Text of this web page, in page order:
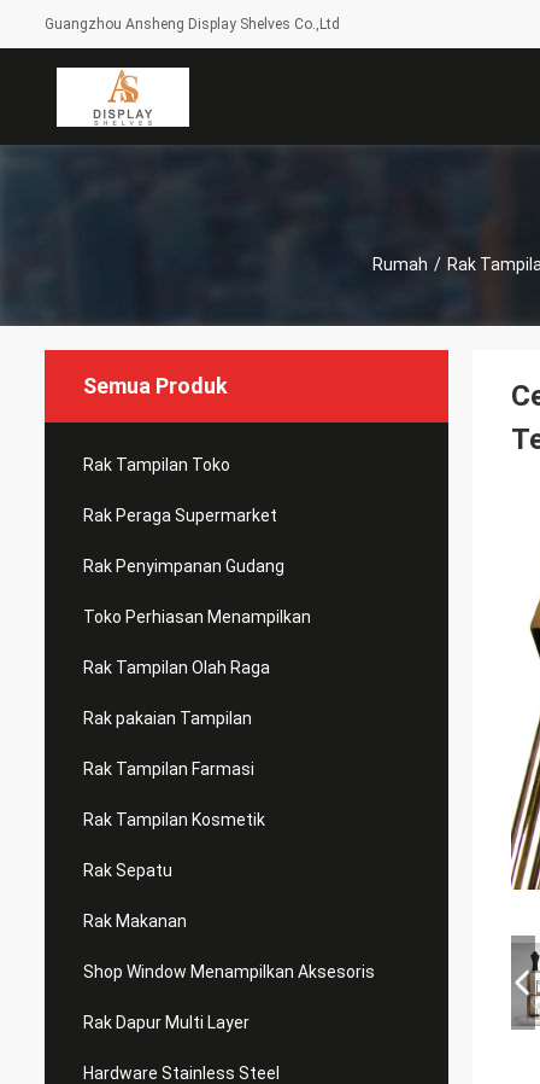
Guangzhou Ansheng Display Shelves Co.,Ltd
Rumah / Rak
Semua Produk
Rak Tampilan Toko
Rak Peraga Supermarket
Rak Penyimpanan Gudang
Toko Perhiasan Menampilkan
Rak Tampilan Olah Raga
Rak pakaian Tampilan
Rak Tampilan Farmasi
Rak Tampilan Kosmetik
Rak Sepatu
Rak Makanan
Shop Window Menampilkan Aksesoris
Rak Dapur Multi Layer
Hardware Stainless Steel